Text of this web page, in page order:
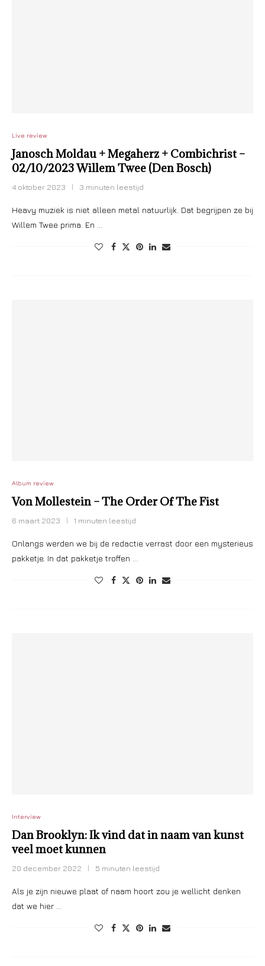
Live review
Janosch Moldau + Megaherz + Combichrist –
02/10/2023 Willem Twee (Den Bosch)
4 oktober 2023 3 minuten leestijd
Heavy muziek is niet alleen metal natuurlijk. Dat begrijpen ze bij
Willem Twee prima. En …
Album review
Von Mollestein – The Order Of The Fist
6 maart 2023 1 minuten leestijd
Onlangs werden we bij de redactie verrast door een mysterieus
pakketje. In dat pakketje troffen …
Interview
Dan Brooklyn: Ik vind dat in naam van kunst
veel moet kunnen
20 december 2022 5 minuten leestijd
Als je zijn nieuwe plaat of naam hoort zou je wellicht denken
dat we hier …